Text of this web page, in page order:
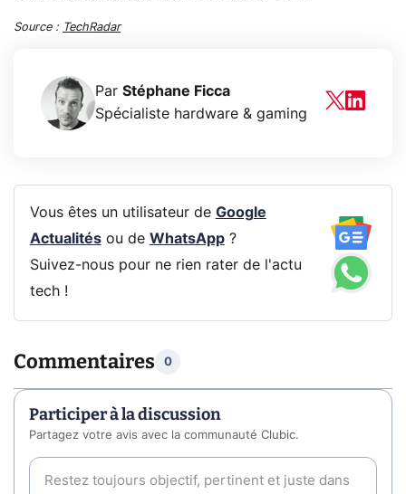
Source : TechRadar
Par Stéphane Ficca
Spécialiste hardware & gaming
Vous êtes un utilisateur de Google
Actualitésou de WhatsApp?
Suivez-nous pour ne rien rater de l'actu
tech !
Commentaires 0
Participer à la discussion
Partagez votre avis avec la communauté Clubic.